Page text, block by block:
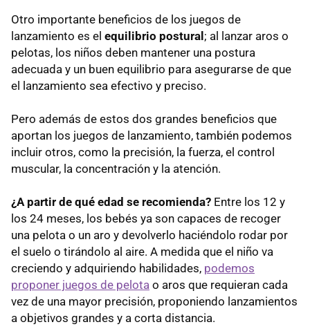
Otro importante beneficios de los juegos de
lanzamiento es el equilibrio postural ; al lanzar aros o
pelotas, los niños deben mantener una postura
adecuada y un buen equilibrio para asegurarse de que
el lanzamiento sea efectivo y preciso.
Pero además de estos dos grandes beneficios que
aportan los juegos de lanzamiento, también podemos
incluir otros, como la precisión, la fuerza, el control
muscular, la concentración y la atención.
¿A partir de qué edad se recomienda? Entre los 12 y
los 24 meses, los bebés ya son capaces de recoger
una pelota o un aro y devolverlo haciéndolo rodar por
el suelo o tirándolo al aire. A medida que el niño va
creciendo y adquiriendo habilidades, podemos
proponer juegos de pelota o aros que requieran cada
vez de una mayor precisión, proponiendo lanzamientos
a objetivos grandes y a corta distancia.